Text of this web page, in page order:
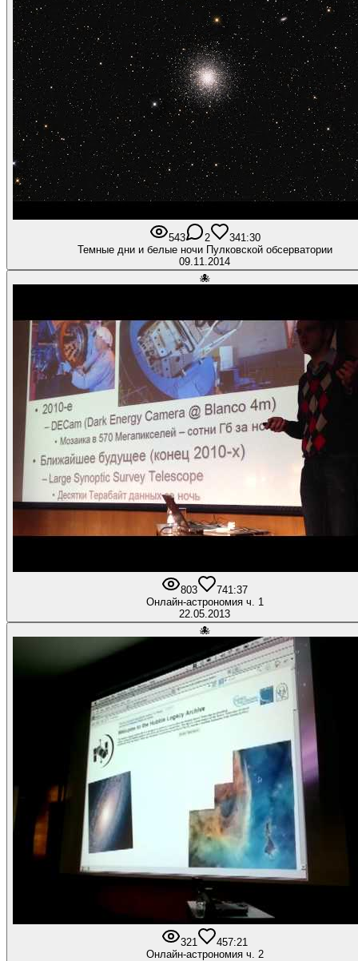
543 2 341:30
Темные дни и белые ночи Пулковской обсерватории
09.11.2014
🐙
803 741:37
Онлайн-астрономия ч. 1
22.05.2013
🐙
321 457:21
Онлайн-астрономия ч. 2